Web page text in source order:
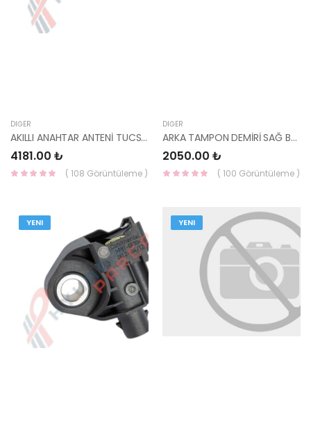
DIĞER
AKILLI ANAHTAR ANTENİ TUCSON 2021- 95460-N7000-MOBIS
4181.00 ₺
( 108 Görüntüleme )
DIĞER
ARKA TAMPON DEMİRİ SAĞ BAĞLANTI AYARI STARIA 86642-CG000-MOBIS
2050.00 ₺
( 100 Görüntüleme )
YENI YENI